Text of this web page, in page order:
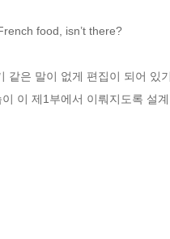
food, isn’t there?
같은 말이 없게 편집이 되어
이 제1부에서 이뤄지도록 설